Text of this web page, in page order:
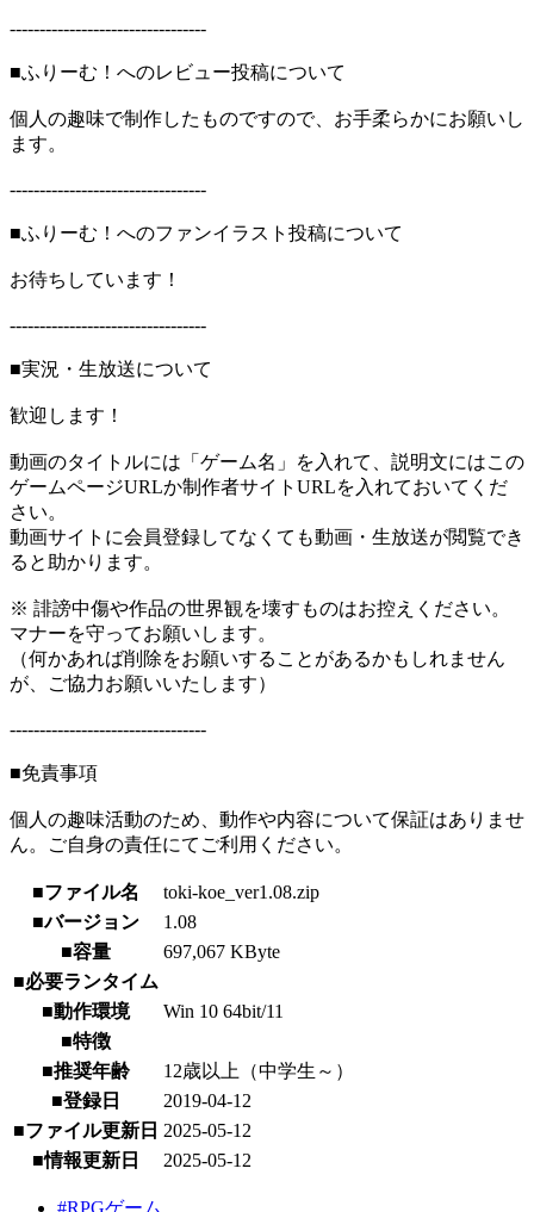
---------------------------------
■ふりーむ！へのレビュー投稿について
個人の趣味で制作したものですので、お手柔らかにお願いし
ます。
---------------------------------
■ふりーむ！へのファンイラスト投稿について
お待ちしています！
---------------------------------
■実況・生放送について
歓迎します！
動画のタイトルには「ゲーム名」を入れて、説明文にはこの
ゲームページURLか制作者サイトURLを入れておいてくだ
さい。
動画サイトに会員登録してなくても動画・生放送が閲覧でき
ると助かります。
※ 誹謗中傷や作品の世界観を壊すものはお控えください。
マナーを守ってお願いします。
（何かあれば削除をお願いすることがあるかもしれません
が、ご協力お願いいたします）
---------------------------------
■免責事項
個人の趣味活動のため、動作や内容について保証はありませ
ん。ご自身の責任にてご利用ください。
■ファイル名
toki-koe_ver1.08.zip
■バージョン
1.08
■容量
697,067 KByte
■必要ランタイム
■動作環境
Win 10 64bit/11
■特徴
■推奨年齢
12歳以上（中学生～）
■登録日
2019-04-12
■ファイル更新日 2025-05-12
■情報更新日
2025-05-12
#RPGゲーム